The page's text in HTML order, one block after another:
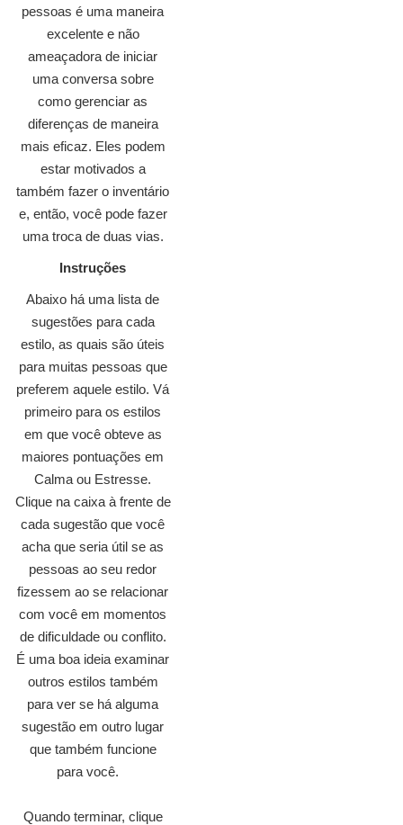
pessoas é uma maneira
excelente e não
ameaçadora de iniciar
uma conversa sobre
como gerenciar as
diferenças de maneira
mais eficaz. Eles podem
estar motivados a
também fazer o inventário
e, então, você pode fazer
uma troca de duas vias.
Instruções
Abaixo há uma lista de
sugestões para cada
estilo, as quais são úteis
para muitas pessoas que
preferem aquele estilo. Vá
primeiro para os estilos
em que você obteve as
maiores pontuações em
Calma ou Estresse.
Clique na caixa à frente de
cada sugestão que você
acha que seria útil se as
pessoas ao seu redor
fizessem ao se relacionar
com você em momentos
de dificuldade ou conflito.
É uma boa ideia examinar
outros estilos também
para ver se há alguma
sugestão em outro lugar
que também funcione
para você.
Quando terminar, clique